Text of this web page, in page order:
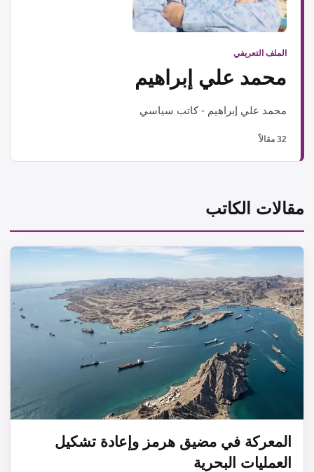
الملف التعريفي
محمد علي إبراهيم
محمد علي إبراهيم - كاتب سياسي
32 مقالاً
مقالات الكاتب
المعركة في مضيق هرمز وإعادة تشكيل
العمليات البحرية